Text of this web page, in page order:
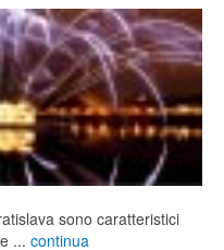
sono caratteristici
... continua